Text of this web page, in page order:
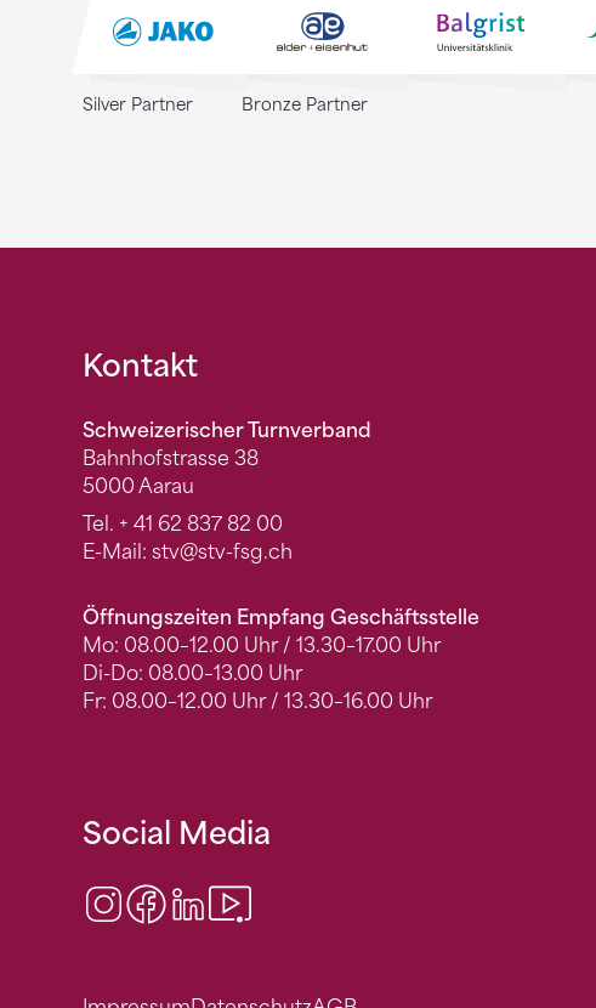
Silver Partner Bronze Partner
Fusszeile
Kontakt
Schweizerischer Turnverband
Bahnhofstrasse 38
5000 Aarau
Tel. + 41 62 837 82 00
E-Mail: stv@stv-fsg.ch
Öffnungszeiten Empfang Geschäftsstelle
Mo: 08.00–12.00 Uhr / 13.30–17.00 Uhr
Di-Do: 08.00–13.00 Uhr
Fr: 08.00–12.00 Uhr / 13.30–16.00 Uhr
Social Media
Instagram
Facebook
LinkedIn